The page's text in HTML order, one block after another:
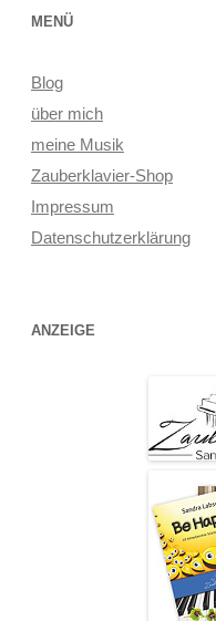
MENÜ
Blog
über mich
meine Musik
Zauberklavier-Shop
Impressum
Datenschutzerklärung
ANZEIGE